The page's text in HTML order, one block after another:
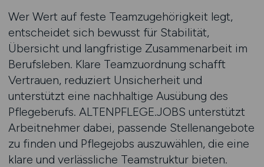
Wer Wert auf feste Teamzugehörigkeit legt,
entscheidet sich bewusst für Stabilität,
Übersicht und langfristige Zusammenarbeit im
Berufsleben. Klare Teamzuordnung schafft
Vertrauen, reduziert Unsicherheit und
unterstützt eine nachhaltige Ausübung des
Pflegeberufs. ALTENPFLEGE.JOBS unterstützt
Arbeitnehmer dabei, passende Stellenangebote
zu finden und Pflegejobs auszuwählen, die eine
klare und verlässliche Teamstruktur bieten.